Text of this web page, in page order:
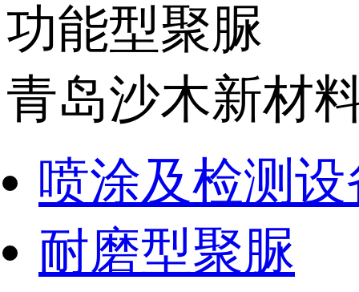
功能型聚脲
青岛沙木新材
喷涂及检测设
耐磨型聚脲